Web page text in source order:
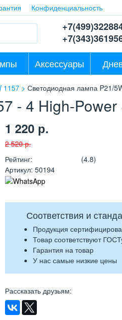
Конфиденциальность
Аксессуары
1157 Светодиодная лампа P21/
- 4 High-
1 220 р.
2 520р.
Рейтинг:
(4.8)
Артикул: 50194
Соответствия и
Продукция
Товар соответствуют
Гарантия на товар
У нас самые низкие цены
Рассказать друзьям: